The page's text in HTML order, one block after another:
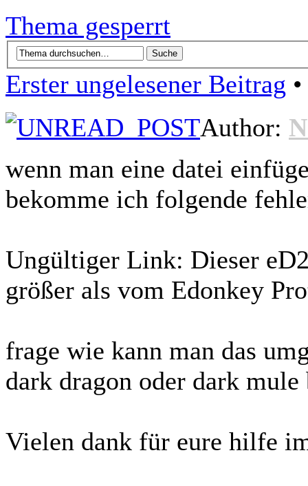
Thema gesperrt
Erster ungelesener Beitrag
Author:
wenn man eine datei
bekomme ich folgende
Ungültiger Link: Dieser
größer als vom Edonkey
frage wie kann man das
dark dragon oder dark mule
Vielen dank für eure hilfe